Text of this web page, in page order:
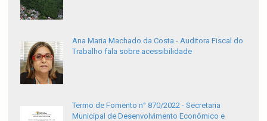
Ana Maria Machado da Costa - Auditora Fiscal do
Trabalho fala sobre acessibilidade
Termo de Fomento n° 870/2022 - Secretaria
Municipal de Desenvolvimento Econômico e